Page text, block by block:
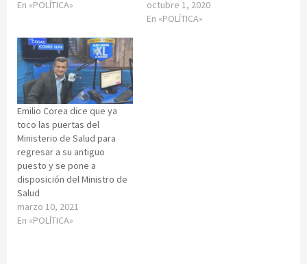
En «POLÍTICA»
octubre 1, 2020
En «POLÍTICA»
Emilio Corea dice que ya
toco las puertas del
Ministerio de Salud para
regresar a su antiguo
puesto y se pone a
disposición del Ministro de
Salud
marzo 10, 2021
En «POLÍTICA»